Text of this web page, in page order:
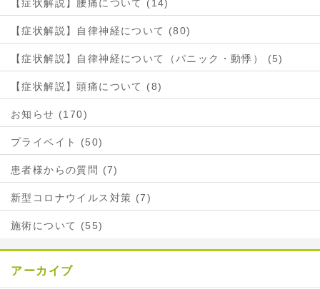
【症状解説】腰痛について (14)
【症状解説】自律神経について (80)
【症状解説】自律神経について（パニック・動悸） (5)
【症状解説】頭痛について (8)
お知らせ (170)
プライベイト (50)
患者様からの質問 (7)
新型コロナウイルス対策 (7)
施術について (55)
アーカイブ